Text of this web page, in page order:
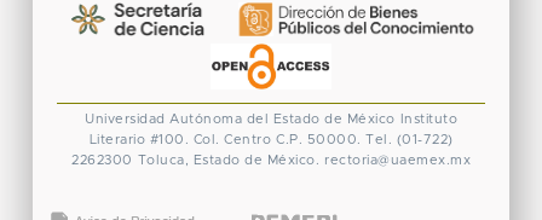
Universidad Autónoma del Estado de México
Instituto
Literario #100. Col. Centro C.P. 50000. Tel. (01-722)
2262300 Toluca, Estado de México. rectoria@uaemex.mx